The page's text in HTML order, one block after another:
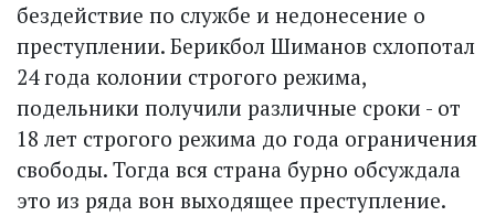
бездействие по службе и недонесение о
преступлении. Берикбол Шиманов схлопотал
24 года колонии строгого режима,
подельники получили различные сроки - от
18 лет строгого режима до года ограничения
свободы. Тогда вся страна бурно обсуждала
это из ряда вон выходящее преступление.